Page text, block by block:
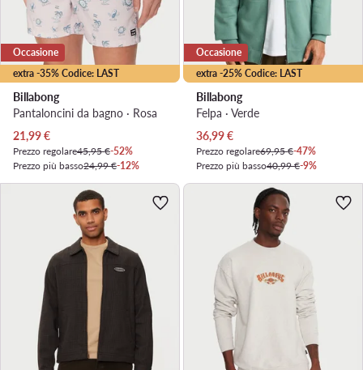
extra -35% Codice: LAST
Occasione
Billabong
Pantaloncini da bagno · Rosa
Prezzo attuale
21,99€
Prezzo regolare45,95 €-52%
Prezzo più basso24,99 €-12%
extra -25% Codice: LAST
Occasione
Billabong
Felpa · Verde
Prezzo attuale
36,99€
Prezzo regolare69,95 €-47%
Prezzo più basso40,99 €-9%